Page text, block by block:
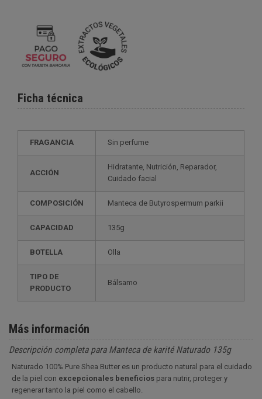
Ficha técnica
FRAGANCIA Sin perfume
ACCIÓN
Hidratante, Nutrición, Reparador,
Cuidado facial
COMPOSICIÓN Manteca de Butyrospermum parkii
CAPACIDAD 135g
BOTELLA Olla
TIPO DE
PRODUCTO
Bálsamo
Más información
Descripción completa para Manteca de karité Naturado 135g
Naturado 100% Pure Shea Butter es un producto natural para el cuidado
de la piel con excepcionales beneficios para nutrir, proteger y
regenerar tanto la piel como el cabello.